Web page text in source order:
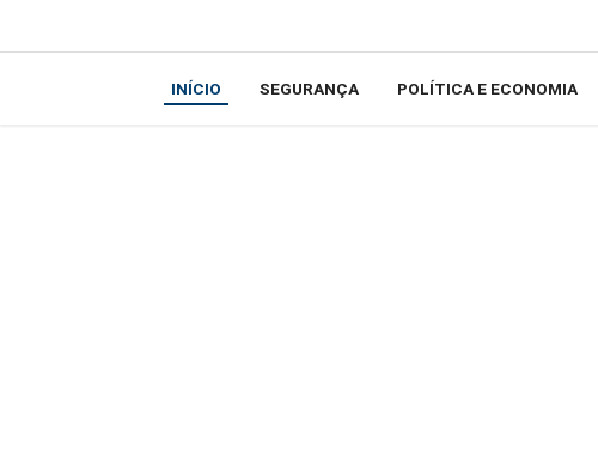
com
INÍCIO SEGURANÇA POLÍTICA E ECONOMIA